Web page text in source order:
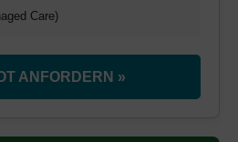
Care)
ANFORDERN »